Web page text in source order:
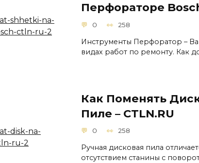
Перфораторе
0 258
Инструменты Перфоратор –
видах работ по ремонту. Как
Как Поменять
Пиле – CTLN.RU
0 258
Ручная дисковая пила
отсутствием станины с